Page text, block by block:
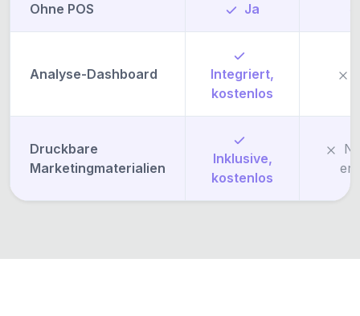
Ohne POS Ja
Analyse-Dashboard
Integriert,
kostenlos
Druckbare
Marketingmaterialien
Inklusive,
kostenlos